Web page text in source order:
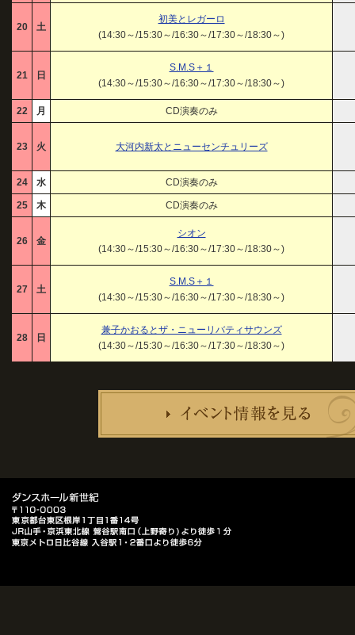
20 土
初美とレガーロ
(14:30～/15:30～/16:30～/17:30～/18:30～)
21 日
S.M.S＋１
(14:30～/15:30～/16:30～/17:30～/18:30～)
22 月 CD演奏のみ
23 火 大河内新太とニューセンチュリーズ
24 水 CD演奏のみ
25 木 CD演奏のみ
26 金
シオン
(14:30～/15:30～/16:30～/17:30～/18:30～)
27 土
S.M.S＋１
(14:30～/15:30～/16:30～/17:30～/18:30～)
28 日
兼子かおるとザ・ニューリバティサウンズ
(14:30～/15:30～/16:30～/17:30～/18:30～)